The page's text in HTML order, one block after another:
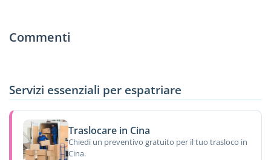
Commenti
Servizi essenziali per espatriare
Traslocare in Cina
Chiedi un preventivo gratuito per il tuo trasloco in
Cina.